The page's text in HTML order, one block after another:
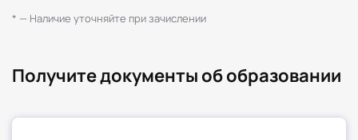
* — Наличие уточняйте при зачислении
Получите документы об образовании